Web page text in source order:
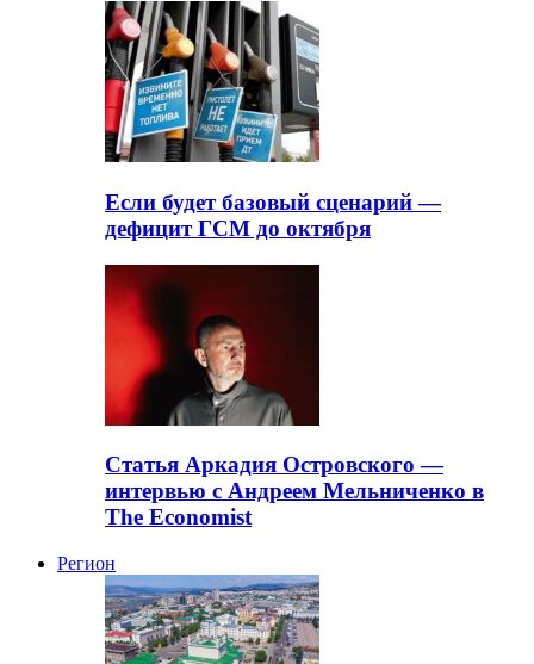
Если будет базовый сценарий —
дефицит ГСМ до октября
Статья Аркадия Островского —
интервью с Андреем Мельниченко в
The Economist
Регион